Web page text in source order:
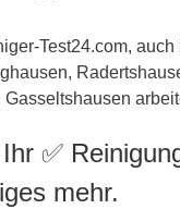
Test24.com,
Gasseltshausen
✅
mehr.